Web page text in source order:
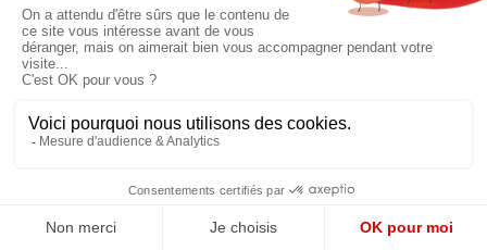
« Chez Enosis, notre cœur de métier